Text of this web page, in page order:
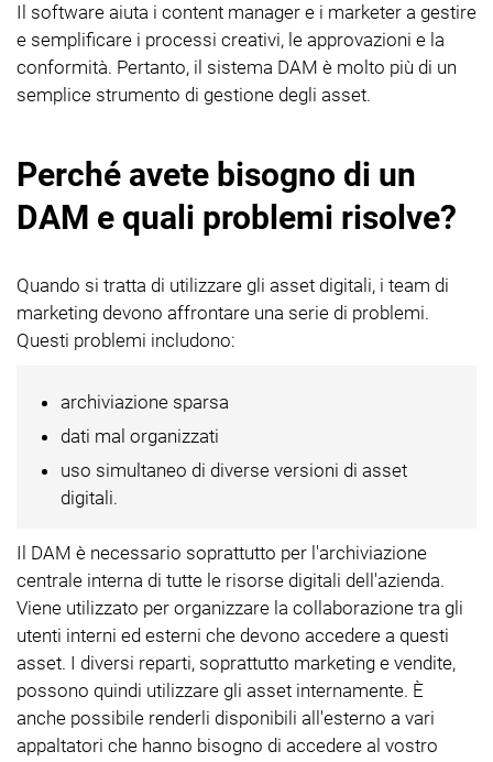
Il software aiuta i content manager e i marketer a gestire
e semplificare i processi creativi, le approvazioni e la
conformità. Pertanto, il sistema DAM è molto più di un
semplice strumento di gestione degli asset.
Perché avete bisogno di un
DAM e quali problemi risolve?
Quando si tratta di utilizzare gli asset digitali, i team di
marketing devono affrontare una serie di problemi.
Questi problemi includono:
archiviazione sparsa
dati mal organizzati
uso simultaneo di diverse versioni di asset
digitali.
Il DAM è necessario soprattutto per l'archiviazione
centrale interna di tutte le risorse digitali dell'azienda.
Viene utilizzato per organizzare la collaborazione tra gli
utenti interni ed esterni che devono accedere a questi
asset. I diversi reparti, soprattutto marketing e vendite,
possono quindi utilizzare gli asset internamente. È
anche possibile renderli disponibili all'esterno a vari
appaltatori che hanno bisogno di accedere al vostro